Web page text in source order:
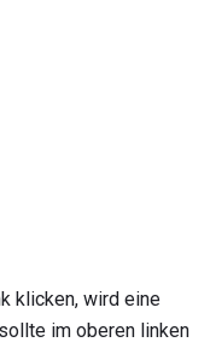
klicken, wird eine
im oberen linken